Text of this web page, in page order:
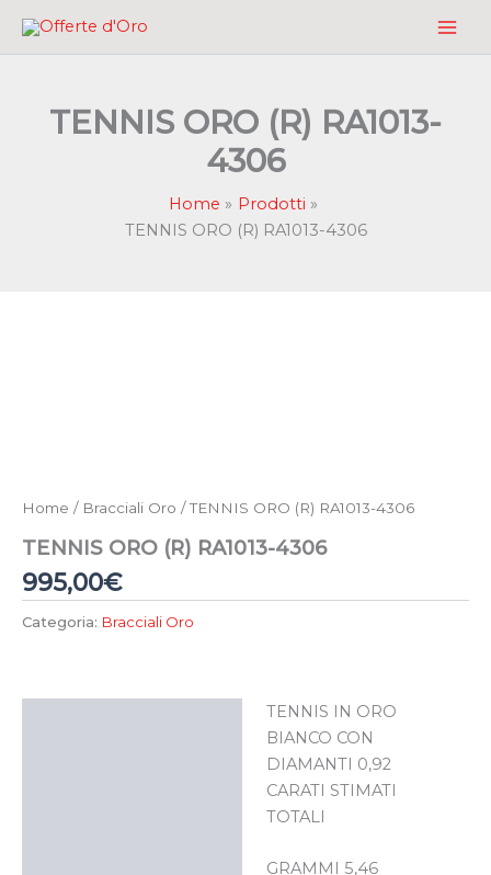
TENNIS ORO (R) RA1013-
4306
Home
Prodotti
TENNIS ORO (R) RA1013-4306
Home / Bracciali Oro / TENNIS ORO (R) RA1013-4306
TENNIS ORO (R) RA1013-4306
995,00€
Categoria: Bracciali Oro
TENNIS IN ORO
BIANCO CON
DIAMANTI 0,92
CARATI STIMATI
TOTALI
GRAMMI 5,46